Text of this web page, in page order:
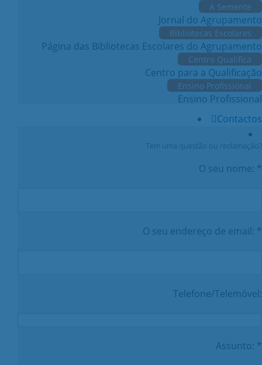
A Semente
Jornal do Agrupamento
Bibliotecas Escolares
Página das Bibliotecas Escolares do Agrupamento
Centro Qualifica
Centro para a Qualificação
Ensino Profissional
Ensino Profissional
Contactos
Tem uma questão ou reclamação?
O seu nome: *
O seu endereço de email: *
Telefone/Telemóvel:
Assunto: *